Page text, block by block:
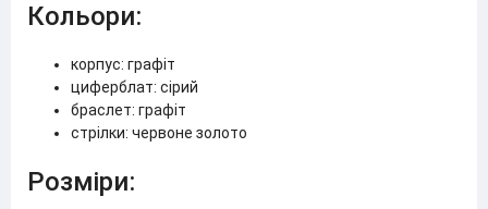
Кольори:
корпус: графіт
циферблат: сірий
браслет: графіт
стрілки: червоне золото
Розміри: